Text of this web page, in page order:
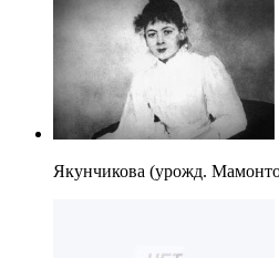
Якунчикова (урожд.